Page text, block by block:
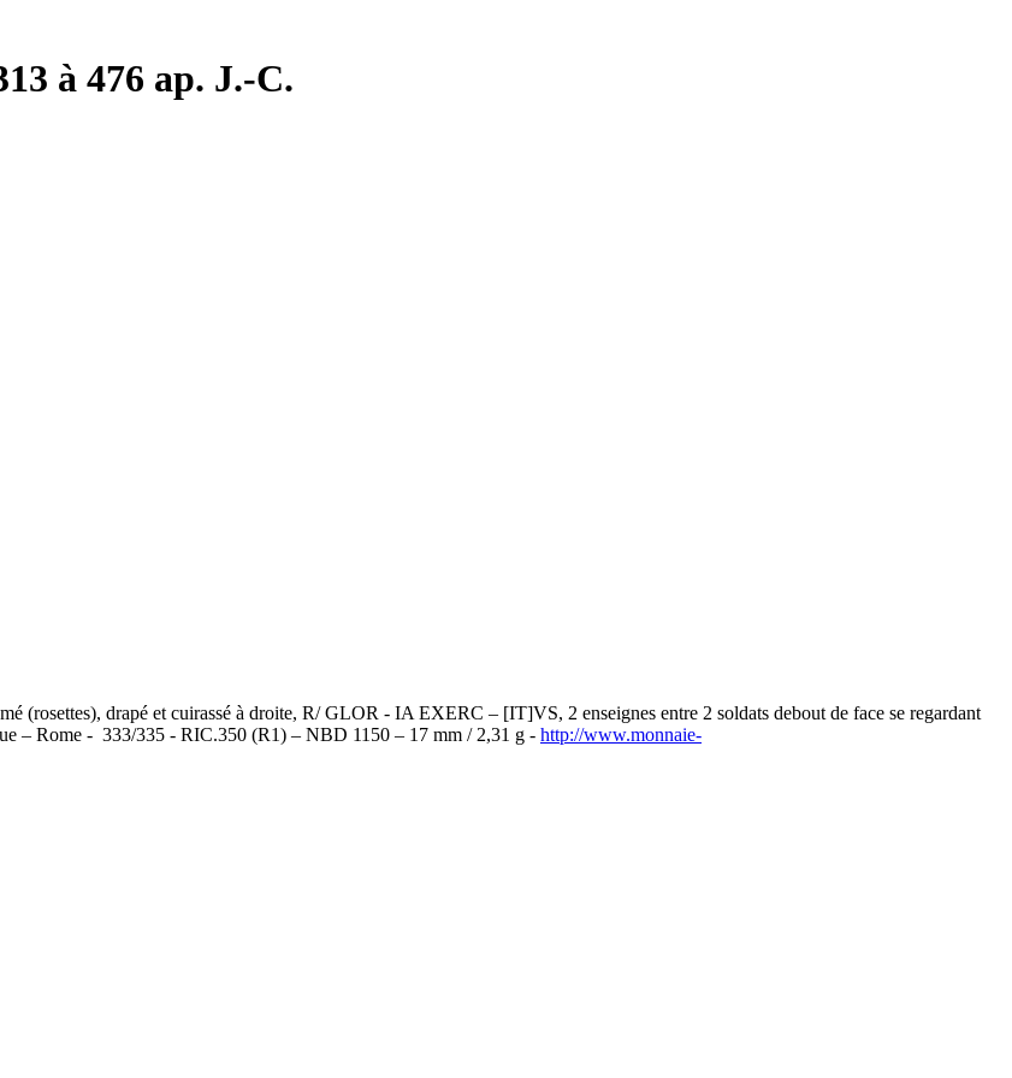
à 476 ap. J.-C.
drapé et cuirassé à droite, R/ GLOR - IA EXERC – [IT]VS, 2 enseignes entre 2 soldats debout de face se regardant
– Rome - 333/335 - RIC.350 (R1) – NBD 1150 – 17 mm / 2,31 g - http://www.monnaie-